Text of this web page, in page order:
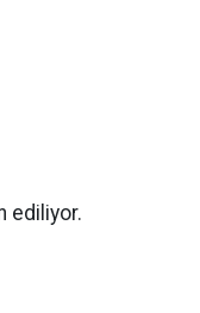
ediliyor.